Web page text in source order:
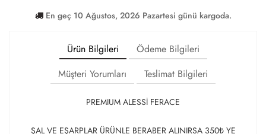
En geç 10 Ağustos, 2026 Pazartesi günü kargoda.
Ürün Bilgileri
Ödeme Bilgileri
Müşteri Yorumları
Teslimat Bilgileri
PREMIUM ALESSİ FERACE
ŞAL VE EŞARPLAR ÜRÜNLE BERABER ALINIRSA 350₺ YE